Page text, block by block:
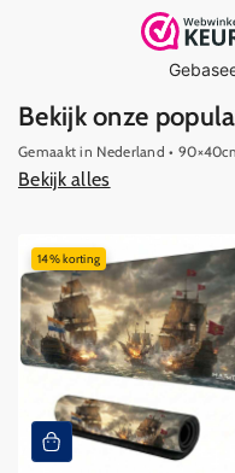
Bekijk onze
Gemaakt in Nederland •
Bekijk alles
14% korting